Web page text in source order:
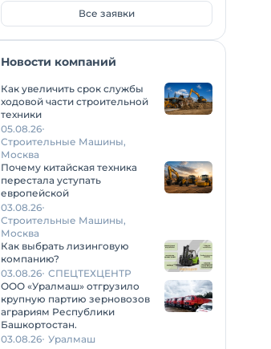
Все заявки
Новости компаний
Как увеличить срок службы
ходовой части строительной
техники
05.08.26
Строительные Машины,
Москва
Почему китайская техника
перестала уступать
европейской
03.08.26
Строительные Машины,
Москва
Как выбрать лизинговую
компанию?
03.08.26 СПЕЦТЕХЦЕНТР
ООО «Уралмаш» отгрузило
крупную партию зерновозов
аграриям Республики
Башкортостан.
03.08.26 Уралмаш